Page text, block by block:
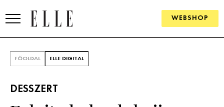
WEBSHOP
FŐOLDAL ELLE DIGITAL
DESSZERT